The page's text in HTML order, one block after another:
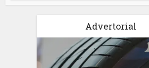
Advertorial